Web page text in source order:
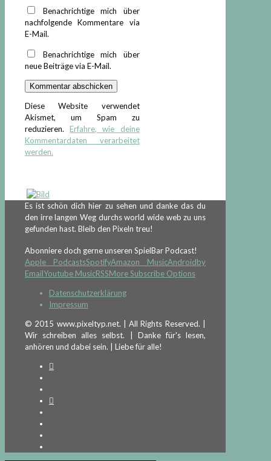
Benachrichtige mich über
nachfolgende Kommentare via
E-Mail.
Benachrichtige mich über
neue Beiträge via E-Mail.
Diese Website verwendet
Akismet, um Spam zu
reduzieren. Erfahre, wie deine
Kommentardaten verarbeitet
werden.
Es ist schön dich hier zu sehen und danke das du
den irre langen Weg durchs world wide web zu uns
gefunden hast. Bleib den Pixeln treu!
Abonniere doch gerne unseren SpielBar Podcast!
Apple PodcastsSpotifyAmazon MusicAndroidby
EmailYoutube MusicRSSMore Subscribe Options
Datenschutzerklärung
Impressum
© 2015 www.pixeltyp.net. | All Rights Reserved. |
Wir schreiben alles selbst. | Danke für's lesen,
anhören und dabei sein. | Liebe für alle!